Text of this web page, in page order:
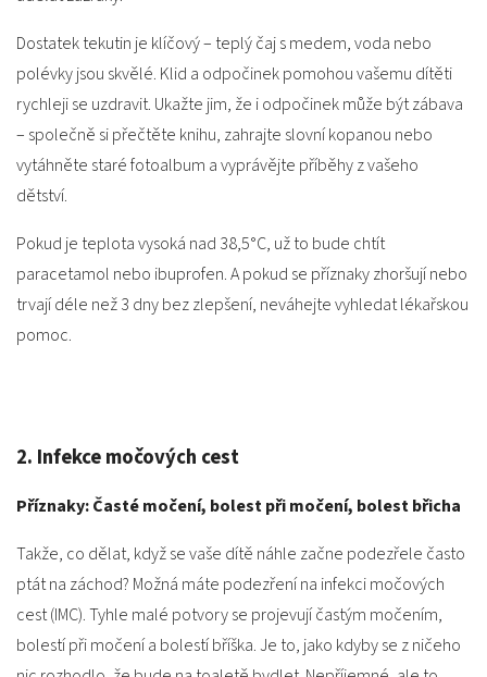
Dostatek tekutin je klíčový – teplý čaj s medem, voda nebo
polévky jsou skvělé. Klid a odpočinek pomohou vašemu dítěti
rychleji se uzdravit. Ukažte jim, že i odpočinek může být zábava
– společně si přečtěte knihu, zahrajte slovní kopanou nebo
vytáhněte staré fotoalbum a vyprávějte příběhy z vašeho
dětství.
Pokud je teplota vysoká nad 38,5°C, už to bude chtít
paracetamol nebo ibuprofen. A pokud se příznaky zhoršují nebo
trvají déle než 3 dny bez zlepšení, neváhejte vyhledat lékařskou
pomoc.
2. Infekce močových cest
Příznaky: Časté močení, bolest při močení, bolest břicha
Takže, co dělat, když se vaše dítě náhle začne podezřele často
ptát na záchod? Možná máte podezření na infekci močových
cest (IMC). Tyhle malé potvory se projevují častým močením,
bolestí při močení a bolestí bříška. Je to, jako kdyby se z ničeho